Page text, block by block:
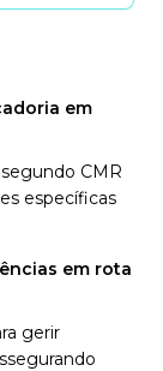
em
CMR
específicas
em rota
gerir